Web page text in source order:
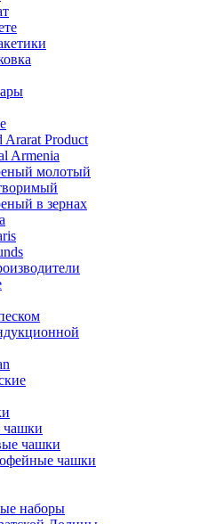
Product
Armenia
молотый
в зернах
чашки
чашки
чашки
наборы